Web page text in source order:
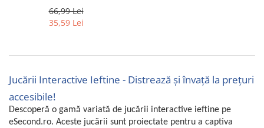
66,99 Lei
35,59 Lei
Jucării Interactive Ieftine - Distrează și învață la prețuri
accesibile!
Descoperă o gamă variată de jucării interactive ieftine pe
eSecond.ro. Aceste jucării sunt proiectate pentru a captiva